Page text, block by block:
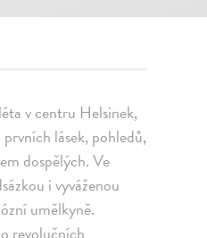
v centru Helsinek,
lásek, pohledů,
dospělých. Ve
i vyváženou
umělkyně.
revolučních